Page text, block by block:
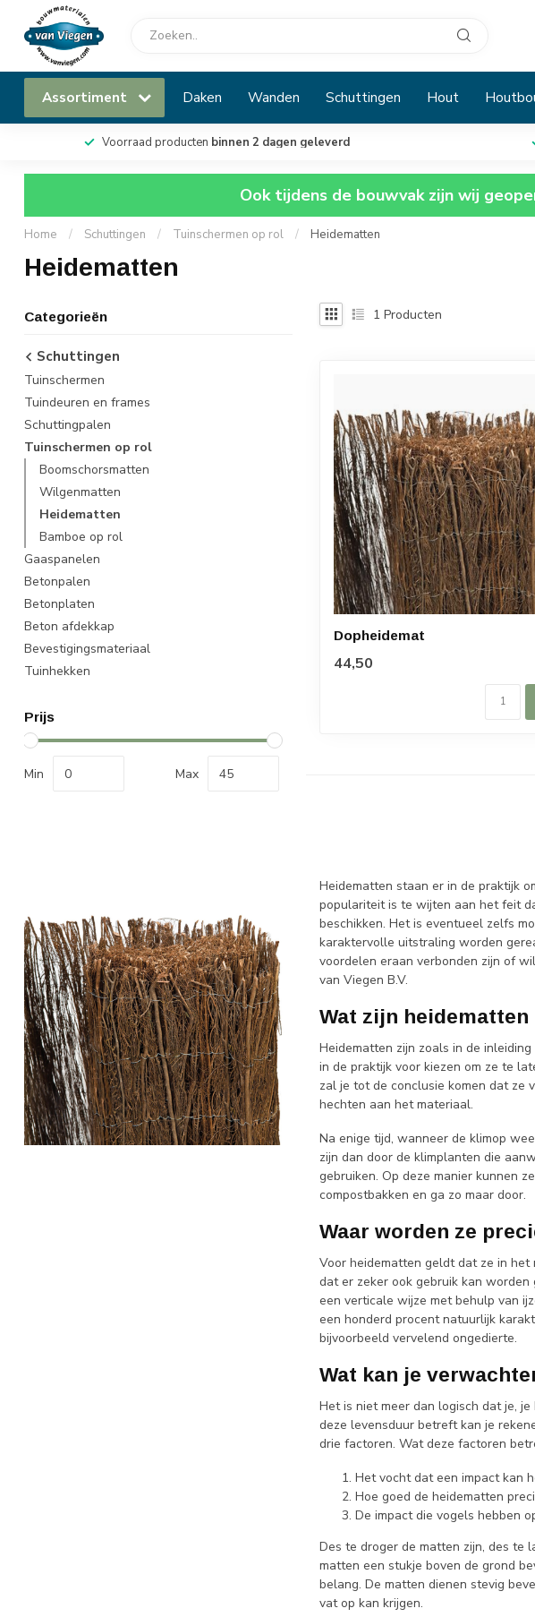
Assortiment Daken Wanden Schuttingen Hout
Voorraad producten binnen 2 dagen geleverd
Ook tijdens de bouwvak zijn wij
Home / Schuttingen / Tuinschermen op rol / Heidematten
Heidematten
Categorieën
Schuttingen
Tuinschermen
Tuindeuren en frames
Schuttingpalen
Tuinschermen op rol
Boomschorsmatten
Wilgenmatten
Heidematten
Bamboe op rol
Gaaspanelen
Betonpalen
Betonplaten
Beton afdekkap
Bevestigingsmateriaal
Tuinhekken
Prijs
Min Max
1 Producten
Dopheidemat
44,50
Heidematten staan er in de praktijk
populariteit is te wijten aan het feit
beschikken. Het is eventueel zelfs
karaktervolle uitstraling worden
voordelen eraan verbonden zijn of
van Viegen B.V.
Wat zijn heidematten
Heidematten zijn zoals in de
in de praktijk voor kiezen om ze te
zal je tot de conclusie komen dat ze
hechten aan het materiaal.
Na enige tijd, wanneer de klimop
zijn dan door de klimplanten die
gebruiken. Op deze manier kunnen
compostbakken en ga zo maar door.
Waar worden ze
Voor heidematten geldt dat ze in het
dat er zeker ook gebruik kan
een verticale wijze met behulp van
een honderd procent natuurlijk
bijvoorbeeld vervelend ongedierte.
Wat kan je
Het is niet meer dan logisch dat je,
deze levensduur betreft kan je
drie factoren. Wat deze factoren
Het vocht dat een impact kan
Hoe goed de heidematten
De impact die vogels hebben
Des te droger de matten zijn, des te
matten een stukje boven de grond
belang. De matten dienen stevig
vat op kan krijgen.